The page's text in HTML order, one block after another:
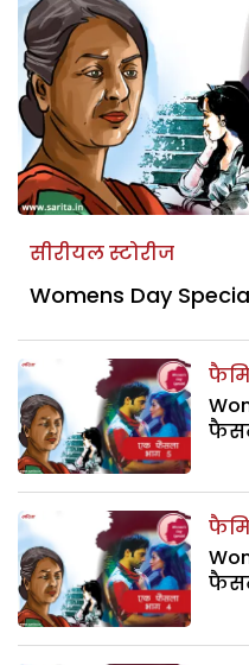
सीरीयल स्टोरीज
Womens Day